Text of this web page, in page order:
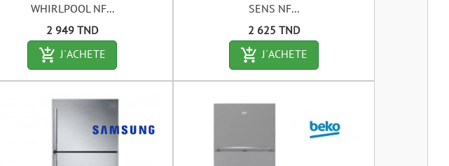
WHIRLPOOL NF...
Prix
2 949 TND
add_shopping_cart-outlined
J´ACHETE
SENS NF...
Prix
2 625 TND
add_shopping_cart-outlined
J´ACHETE